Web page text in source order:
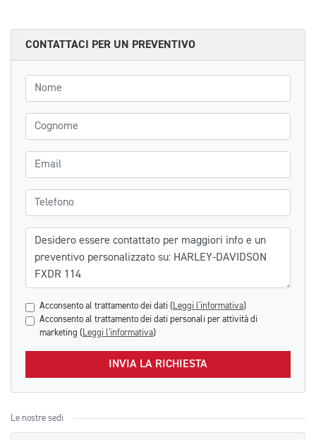
CONTATTACI PER UN PREVENTIVO
Nome
Cognome
Email
Telefono
Messaggio
Acconsento al trattamento dei dati ( Leggi l'informativa)
Acconsento al trattamento dei dati personali per attività di
marketing ( Leggi l'informativa)
INVIA LA RICHIESTA
Le nostre sedi